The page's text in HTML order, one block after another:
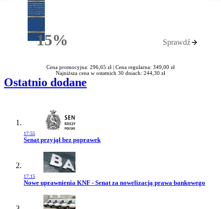
15%Rabatu Sprawdź
Cena promocyjna: 296,65 zł | Cena regularna: 349,00 zł
Najniższa cena w ostatnich 30 dniach: 244,30 zł
Ostatnio dodane
17:55
Przejdź do artykułu:
Senat przyjął bez poprawek
17:15
Przejdź do artykułu:
Nowe uprawnienia KNF - Senat za nowelizacją prawa bankowego